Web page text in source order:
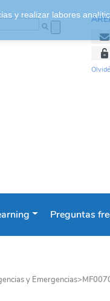
Preguntas
y Emergencias>
y realizar labores